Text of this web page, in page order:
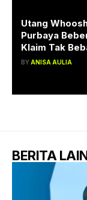
Utang
Purbaya
Klaim Tak
BYANISA AULIA
BERITA